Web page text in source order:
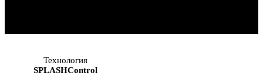
Технология
SPLASHControl